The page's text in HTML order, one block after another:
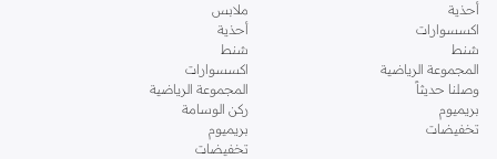
أحذية
اكسسوارات
شنط
المجموعة الرياضية
وصلنا حديثاً
بريميوم
تخفيضات
ملابس
أحذية
شنط
اكسسوارات
المجموعة الرياضية
ركن الوسامة
بريميوم
تخفيضات